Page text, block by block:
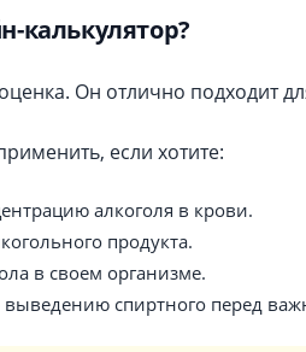
калькулятор?
Он отлично подходит
если хотите:
алкоголя в крови.
продукта.
в своем организме.
выведению спиртного перед